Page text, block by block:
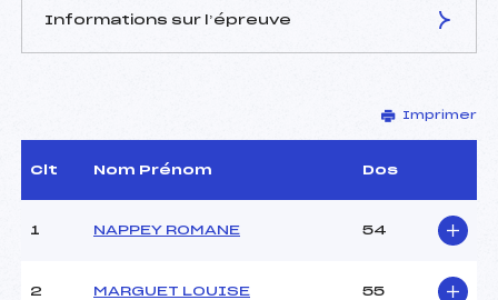
Informations sur l’épreuve
VAUCHERET DOMINIQUE
(MJ)
D.T Adjoint :
Imprimer
Clt Nom Prénom Dos
1 NAPPEY ROMANE 54
2 MARGUET LOUISE 55